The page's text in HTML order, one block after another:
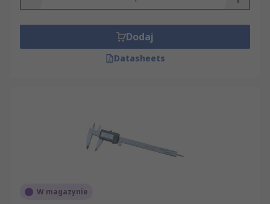
Dodaj
Datasheets
W magazynie